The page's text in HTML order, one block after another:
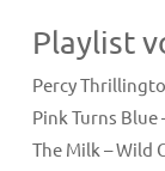
Playlist
Percy
Pink Turns Blue
The Milk – Wild